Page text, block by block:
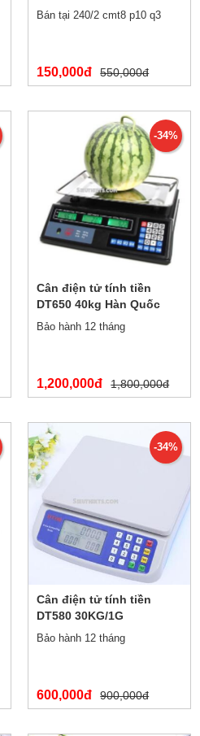
tiếng trung
Bán tại 240/2 cmt8 p10 q3
150,000đ 550,000đ
-34%
Cân điện tử tính tiền
DT650 40kg Hàn Quốc
Bảo hành 12 tháng
1,200,000đ 1,800,000đ
-34%
Cân điện tử tính tiền
DT580 30KG/1G
Bảo hành 12 tháng
600,000đ 900,000đ